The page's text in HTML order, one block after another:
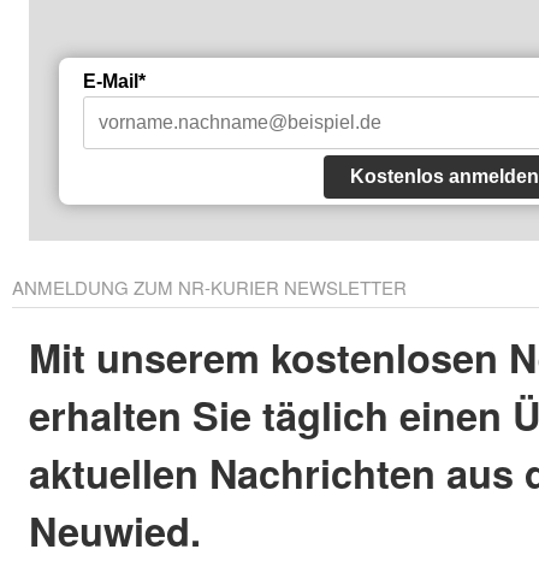
E-Mail*
Kostenlos anmelden
ANMELDUNG ZUM NR-KURIER NEWSLETTER
Mit unserem kostenlosen
erhalten Sie täglich einen
aktuellen Nachrichten aus
Neuwied.